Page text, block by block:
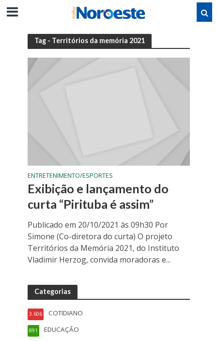
Tag - Territórios da memória 2021
ENTRETENIMENTO/ESPORTES
Exibição e lançamento do
curta “Pirituba é assim”
Publicado em 20/10/2021 às 09h30 Por
Simone (Co-diretora do curta) O projeto
Territórios da Memória 2021, do Instituto
Vladimir Herzog, convida moradoras e...
Categorias
COTIDIANO
3.606
EDUCAÇÃO
891